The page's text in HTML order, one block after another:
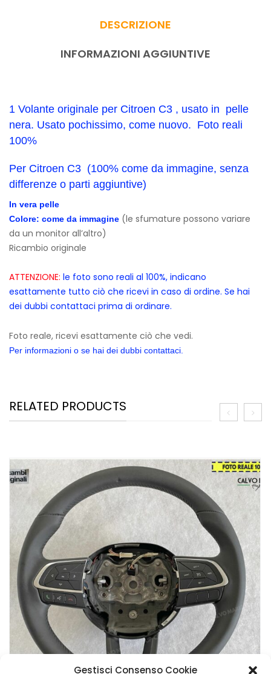
Gestisci Consenso Cookie
DESCRIZIONE
INFORMAZIONI AGGIUNTIVE
1 Volante originale per Citroen C3 , usato in pelle
nera. Usato pochissimo, come nuovo. Foto reali
100%
Per Citroen C3 (100% come da immagine, senza
differenze o parti aggiuntive)
In vera pelle
Colore: come da immagine (le sfumature possono variare
da un monitor all’altro)
Ricambio originale
ATTENZIONE: le foto sono reali al 100%, indicano
esattamente tutto ciò che ricevi in caso di ordine. Se hai
dei dubbi contattaci prima di ordinare.
Foto reale, ricevi esattamente ciò che vedi.
Per informazioni o se hai dei dubbi contattaci.
RELATED PRODUCTS